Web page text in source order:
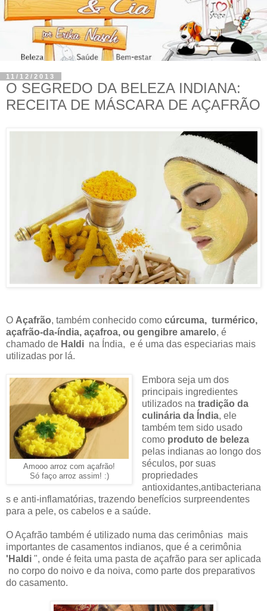
11/12/2013
O SEGREDO DA BELEZA INDIANA:
RECEITA DE MÁSCARA DE AÇAFRÃO
O Açafrão, também conhecido como cúrcuma, turmérico,
açafrão-da-índia, açafroa, ou gengibre amarelo, é
chamado de Haldi na Índia, e é uma das especiarias mais
utilizadas por lá.
Amooo arroz com açafrão!
Só faço arroz assim! :)
Embora seja um dos
principais ingredientes
utilizados na tradição da
culinária da Índia, ele
também tem sido usado
comoproduto de beleza
pelas indianas ao longo dos
séculos, por suas
propriedades
antioxidantes,antibacteriana
s e anti-inflamatórias, trazendo benefícios surpreendentes
para a pele, os cabelos e a saúde.
O Açafrão também é utilizado numa das cerimônias mais
importantes de casamentos indianos, que é a cerimônia
'Haldi ", onde é feita uma pasta de açafrão para ser aplicada
no corpo do noivo e da noiva, como parte dos preparativos
do casamento.